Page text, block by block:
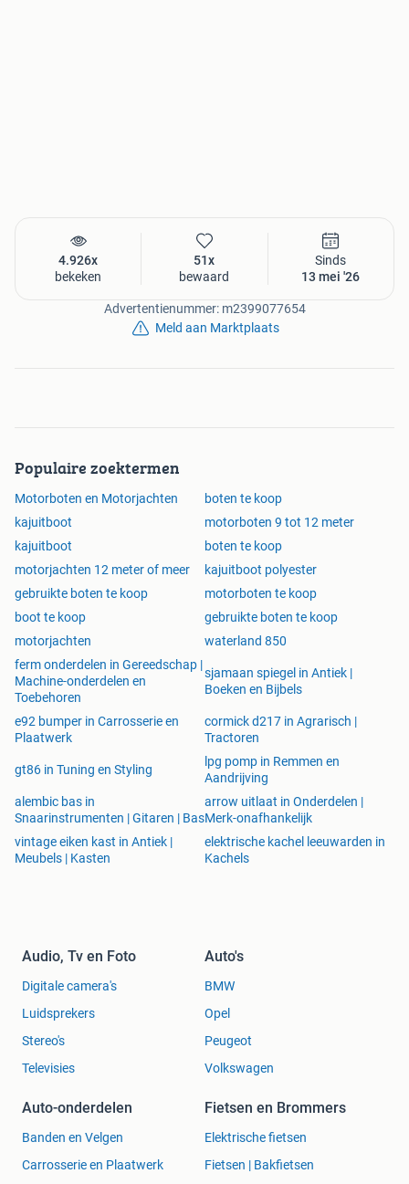
4.926x
bekeken
51x
bewaard
Sinds
13 mei '26
Advertentienummer: m2399077654
Meld aan Marktplaats
Populaire zoektermen
Motorboten en Motorjachten
boten te koop
kajuitboot
motorboten 9 tot 12 meter
kajuitboot
boten te koop
motorjachten 12 meter of meer
kajuitboot polyester
gebruikte boten te koop
motorboten te koop
boot te koop
gebruikte boten te koop
motorjachten
waterland 850
ferm onderdelen in Gereedschap |
Machine-onderdelen en
Toebehoren
sjamaan spiegel in Antiek |
Boeken en Bijbels
e92 bumper in Carrosserie en
Plaatwerk
cormick d217 in Agrarisch |
Tractoren
gt86 in Tuning en Styling
lpg pomp in Remmen en
Aandrijving
alembic bas in
Snaarinstrumenten | Gitaren | Bas
arrow uitlaat in Onderdelen |
Merk-onafhankelijk
vintage eiken kast in Antiek |
Meubels | Kasten
elektrische kachel leeuwarden in
Kachels
Audio, Tv en Foto
Digitale camera's
Luidsprekers
Stereo's
Televisies
Auto's
BMW
Opel
Peugeot
Volkswagen
Auto-onderdelen
Banden en Velgen
Carrosserie en Plaatwerk
Fietsen en Brommers
Elektrische fietsen
Fietsen | Bakfietsen